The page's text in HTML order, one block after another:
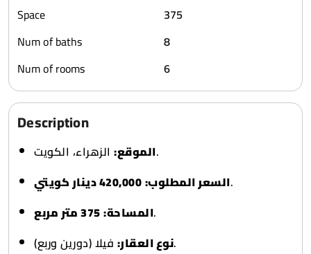
Space
375
Num of baths
8
Num of rooms
6
Description
الموقع:الزهراء، الكويت.
السعر المطلوب:420,000 دينار كويتي
.
المساحة:375 متر مربع
.
نوع العقار:فيلا (دورين وربع).